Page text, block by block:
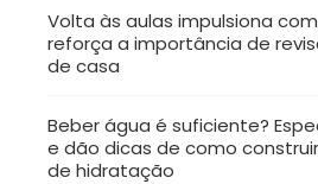
Volta às aulas impulsiona
reforça a importância de
de casa
Beber água é suficiente?
e dão dicas de como
de hidratação